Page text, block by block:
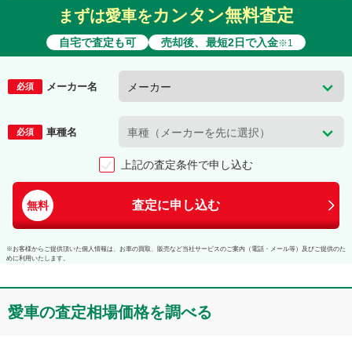
まずは愛車をカンタン無料査定
自宅で査定も可 売却後、最短2日で入金※1
必須 メーカー名
必須 車種名
上記の査定条件で申し込む
無料 査定に申し込む
※お客様からご提供頂いた個人情報は、お車の買取、販売など当社サービスのご案内（電話・メール等）及びご提供のた
めに利用いたします。
愛車の査定相場価格を調べる